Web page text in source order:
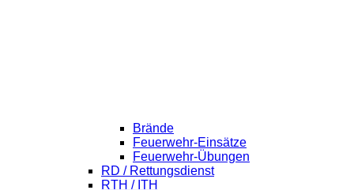
Brände
Feuerwehr-Einsätze
Feuerwehr-Übungen
RD / Rettungsdienst
RTH / ITH